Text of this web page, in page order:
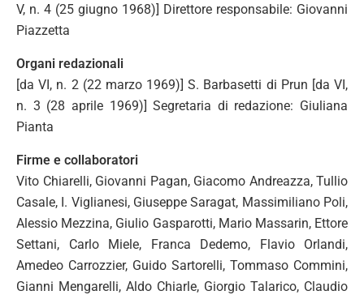
V, n. 4 (25 giugno 1968)] Direttore responsabile: Giovanni
Piazzetta
Organi redazionali
[da VI, n. 2 (22 marzo 1969)] S. Barbasetti di Prun [da VI,
n. 3 (28 aprile 1969)] Segretaria di redazione: Giuliana
Pianta
Firme e collaboratori
Vito Chiarelli, Giovanni Pagan, Giacomo Andreazza, Tullio
Casale, I. Viglianesi, Giuseppe Saragat, Massimiliano Poli,
Alessio Mezzina, Giulio Gasparotti, Mario Massarin, Ettore
Settani, Carlo Miele, Franca Dedemo, Flavio Orlandi,
Amedeo Carrozzier, Guido Sartorelli, Tommaso Commini,
Gianni Mengarelli, Aldo Chiarle, Giorgio Talarico, Claudio